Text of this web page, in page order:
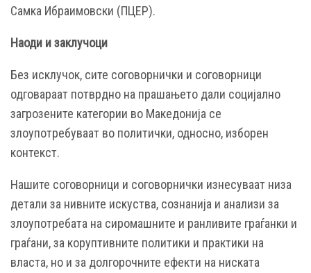
Самка Ибраимовски (ПЦЕР).
Наоди и заклучоци
Без исклучок, сите соговорнички и соговорници
одговараат потврдно на прашањето дали социјално
загрозените категории во Македонија се
злоупотребуваат во политички, односно, изборен
контекст.
Нашите соговорници и соговорнички изнесуваат низа
детали за нивните искуства, сознанија и анализи за
злоупотребата на сиромашните и ранливите граѓанки и
граѓани, за коруптивните политики и практики на
власта, но и за долгорочните ефекти на ниската